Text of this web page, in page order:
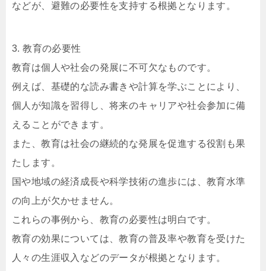
などが、避難の必要性を支持する根拠となります。
3. 教育の必要性
教育は個人や社会の発展に不可欠なものです。
例えば、基礎的な読み書きや計算を学ぶことにより、
個人が知識を習得し、将来のキャリアや社会参加に備
えることができます。
また、教育は社会の継続的な発展を促進する役割も果
たします。
国や地域の経済成長や科学技術の進歩には、教育水準
の向上が欠かせません。
これらの事例から、教育の必要性は明白です。
教育の効果については、教育の普及率や教育を受けた
人々の生涯収入などのデータが根拠となります。